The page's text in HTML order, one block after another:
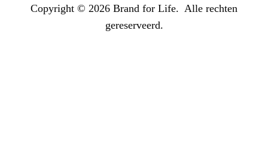
Copyright © 2026 Brand for Life. Alle rechten
gereserveerd.